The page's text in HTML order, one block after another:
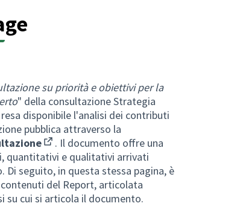
su priorità e obiettivi per la
" della consultazione Strategia
disponibile l'analisi dei contributi
pubblica attraverso la
(Opens in new tab)
. Il documento offre una
quantitativi e qualitativi arrivati
seguito, in questa stessa pagina, è
del Report, articolata
su cui si articola il documento.